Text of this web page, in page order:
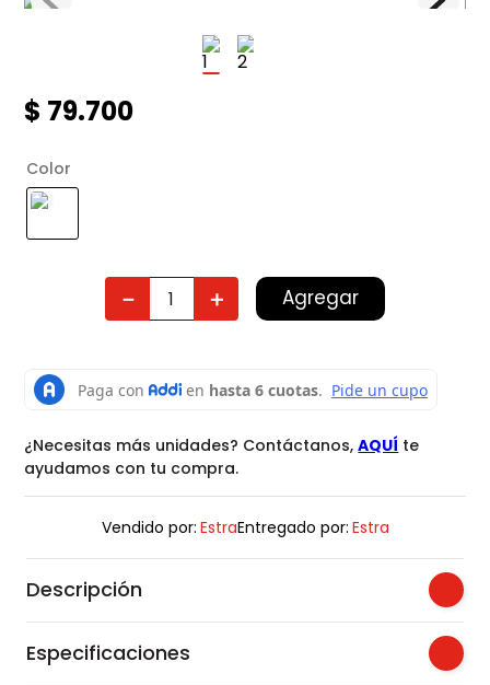
$ 79.700
Color
＋
－ Agregar
¿Necesitas más unidades? Contáctanos,AQUÍ te
ayudamos con tu compra.
Vendido por: EstraEntregado por: Estra
Descripción
Especificaciones